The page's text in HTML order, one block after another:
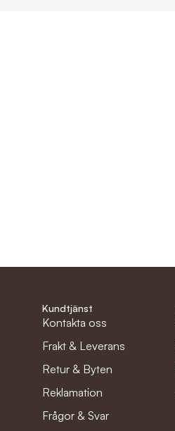
Kundtjänst
Kontakta oss
Frakt & Leverans
Retur & Byten
Reklamation
Frågor & Svar